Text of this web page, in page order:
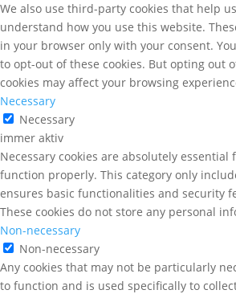
We also use third-party cookies that help
understand how you use this website.
in your browser only with your consent.
to opt-out of these cookies. But opting out
cookies may affect your browsing
Necessary
Necessary
immer aktiv
Necessary cookies are absolutely
function properly. This category only
ensures basic functionalities and security
These cookies do not store any personal
Non-necessary
Non-necessary
Any cookies that may not be particularly
to function and is used specifically to